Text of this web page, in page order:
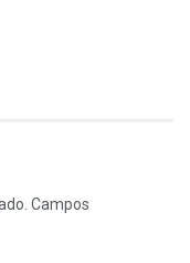
Campos